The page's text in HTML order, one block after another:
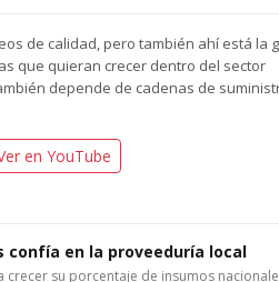
de calidad, pero también ahí está la
que quieran crecer dentro del sector
depende de cadenas de
en YouTube
confía en la proveeduría local
su porcentaje de insumos